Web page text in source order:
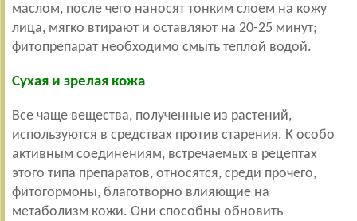
маслом, после чего наносят тонким слоем на кожу
лица, мягко втирают и оставляют на 20-25 минут;
фитопрепарат необходимо смыть теплой водой.
Сухая и зрелая кожа
Все чаще вещества, полученные из растений,
используются в средствах против старения. К особо
активным соединениям, встречаемых в рецептах
этого типа препаратов, относятся, среди прочего,
фитогормоны, благотворно влияющие на
метаболизм кожи. Они способны обновить